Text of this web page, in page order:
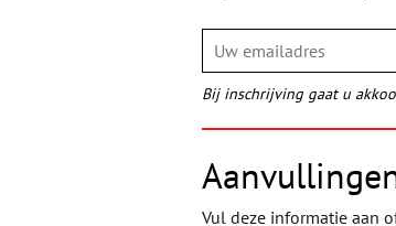
Bij inschrijving gaat u
Vul deze informatie aan